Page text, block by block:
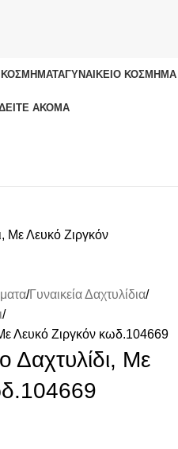
ΚΟΣΜΉΜΑΤΑΓΥΝΑΙΚΕΊΟ ΚΟΣΜΉΜΑ
ΑΚΌΜΑ
Γυναικεία Δαχτυλίδια
Λευκό Ζιργκόν κωδ.104669
Δαχτυλίδι, Με